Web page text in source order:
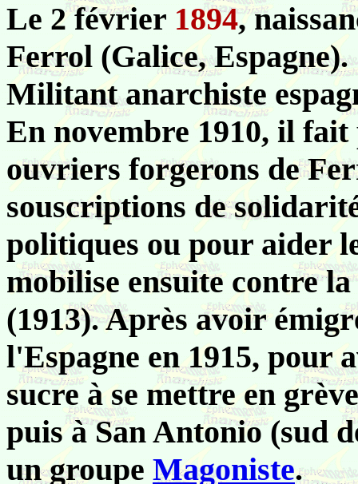
Le 2 février 1894,
Ferrol (Galice, Espagne).
Militant anarchiste
En novembre 1910, il
ouvriers forgerons de
souscriptions de
politiques ou pour aider
mobilise ensuite contre
(1913). Après avoir
l'Espagne en 1915, pour
sucre à se mettre en
puis à San Antonio (sud
un groupe Magoniste.